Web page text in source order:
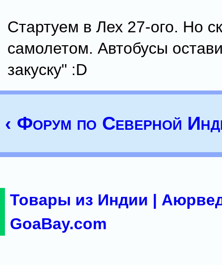
Стартуем в Лех 27-ого. Но
самолетом. Автобусы
закуску" :D
‹ Форум по Северной
Товары из Индии |
GoaBay.com